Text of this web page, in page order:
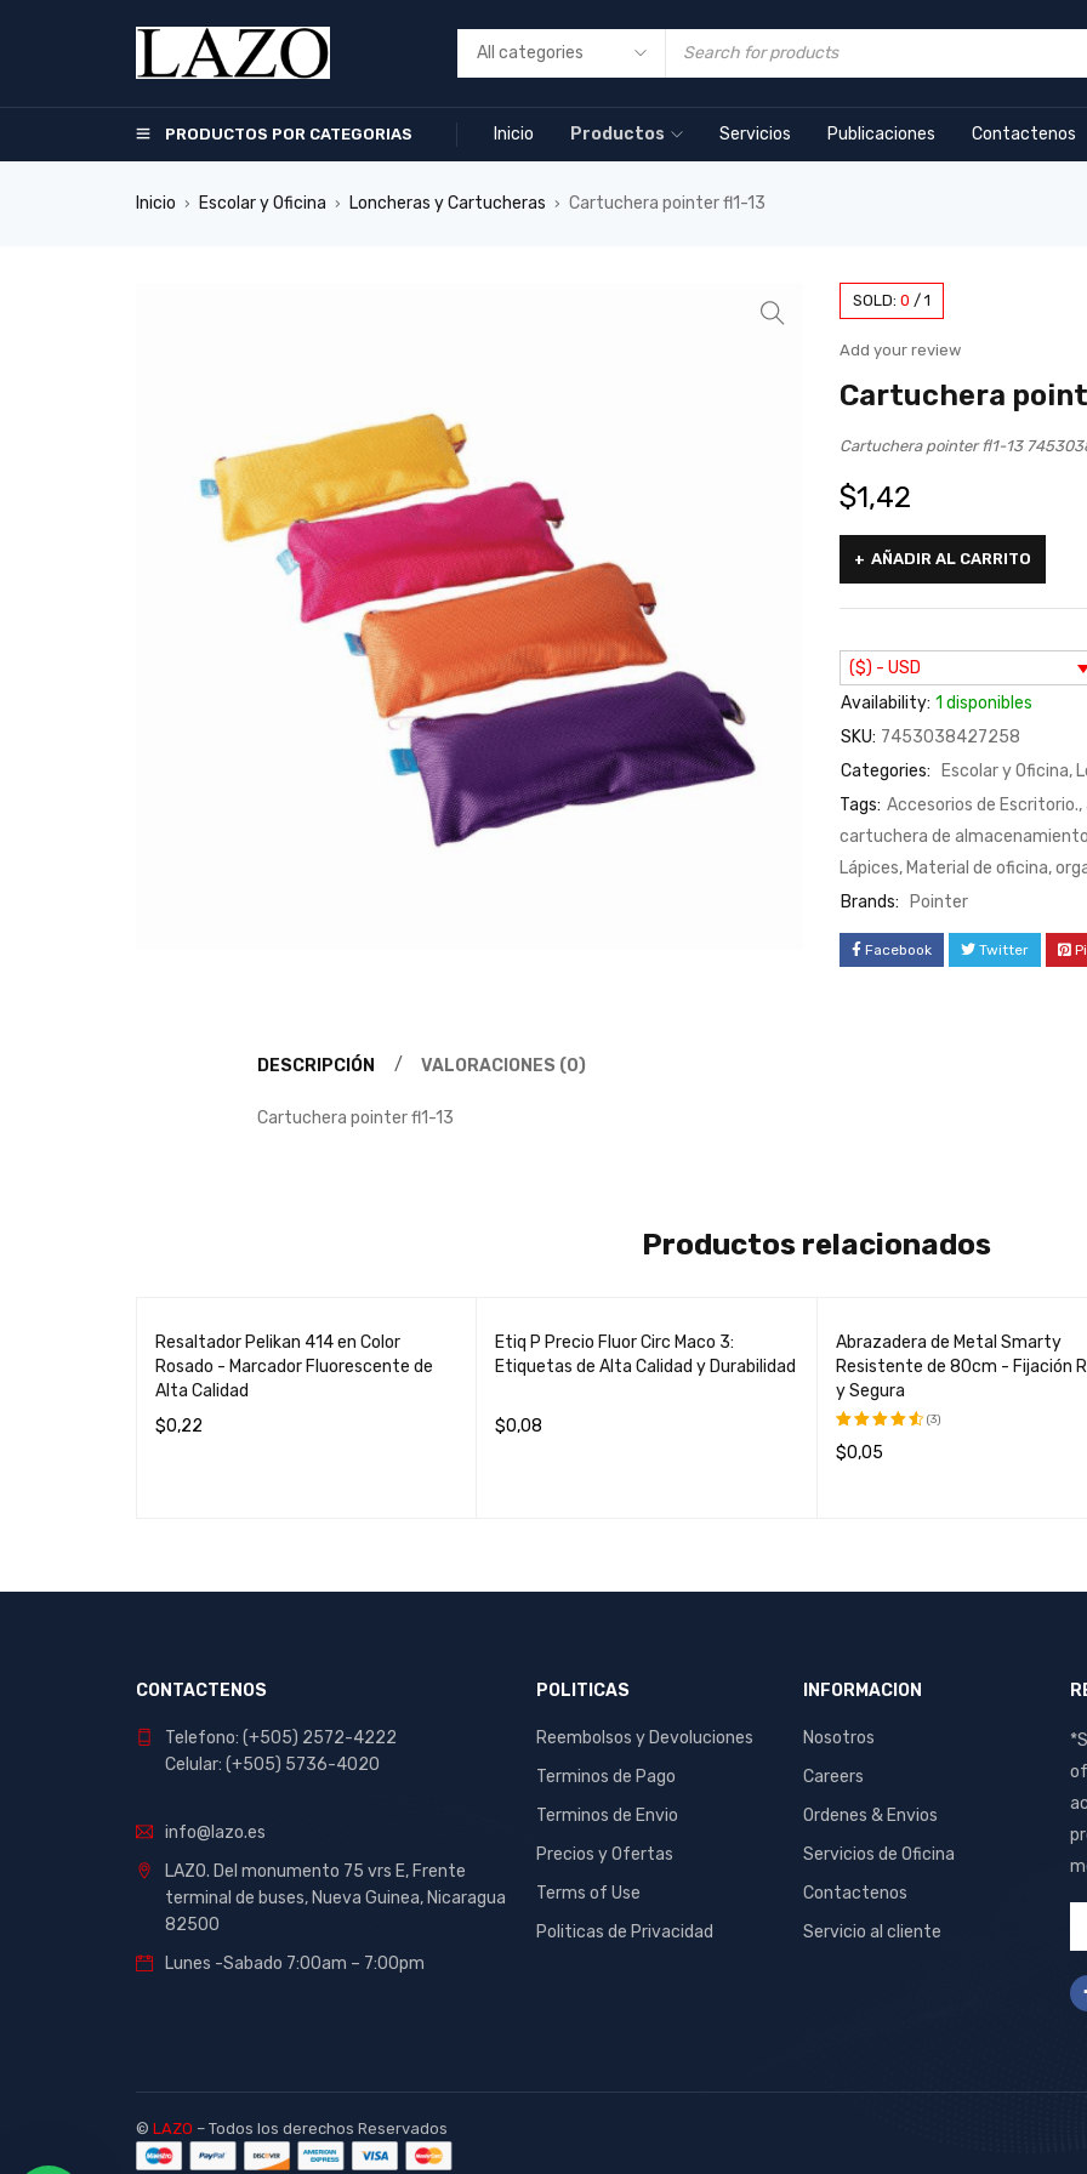
PRODUCTOS POR CATEGORIAS Inicio Productos Servicios Publicaciones Contactenos
Inicio › Escolar y Oficina › Loncheras y Cartucheras › Cartuchera pointer fl1-13
SOLD: 0 / 1
Add your review
Cartuchera
Cartuchera pointer fl1-13
$1,42
AÑADIR AL CARRITO
($) - USD
Availability: 1 disponibles
SKU: 7453038427258
Categories:
Escolar y Oficina,
Tags: Accesorios de Escritorio.,
cartuchera de
Lápices, Material de oficina,
Brands:
Pointer
Facebook Twitter
DESCRIPCIÓN VALORACIONES (0)
Cartuchera pointer fl1-13
Productos relacionados
Resaltador Pelikan 414 en Color
Rosado - Marcador Fluorescente de
Alta Calidad
$0,22
Etiq P Precio Fluor Circ Maco 3:
Etiquetas de Alta Calidad y Durabilidad
$0,08
Abrazadera de Metal Smarty
Resistente de 80cm - Fijación
y Segura
Valorado
(3)
$0,05
CONTACTENOS
Telefono: (+505) 2572-4222
Celular: (+505) 5736-4020
info@lazo.es
LAZO. Del monumento 75 vrs E, Frente
terminal de buses, Nueva Guinea, Nicaragua
82500
Lunes -Sabado 7:00am – 7:00pm
POLITICAS
Reembolsos y Devoluciones
Terminos de Pago
Terminos de Envio
Precios y Ofertas
Terms of Use
Politicas de Privacidad
INFORMACION
Nosotros
Careers
Ordenes & Envios
Servicios de Oficina
Contactenos
Servicio al cliente
© LAZO – Todos los derechos Reservados